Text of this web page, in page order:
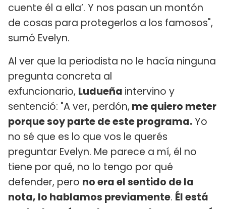
cuente él a ella’. Y nos pasan un montón
de cosas para protegerlos a los famosos",
sumó Evelyn.
Al ver que la periodista no le hacía ninguna
pregunta concreta al
exfuncionario, Ludueña intervino y
sentenció: "A ver, perdón, me quiero meter
porque soy parte de este programa.Yo
no sé que es lo que vos le querés
preguntar Evelyn. Me parece a mí, él no
tiene por qué, no lo tengo por qué
defender, pero no era el sentido de la
nota, lo hablamos previamente. Él está